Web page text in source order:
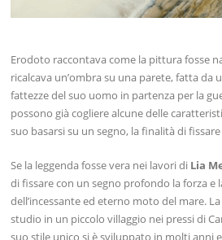
Erodoto raccontava come la pittura fosse
ricalcava un’ombra su una parete, fatta da
fattezze del suo uomo in partenza per la
possono già cogliere alcune delle
suo basarsi su un segno, la finalità di fissare
Se la leggenda fosse vera nei lavori di Lia
di fissare con un segno profondo la forza e
dell’incessante ed eterno moto del mare.
studio in un piccolo villaggio nei pressi di
suo stile unico si è sviluppato in molti anni